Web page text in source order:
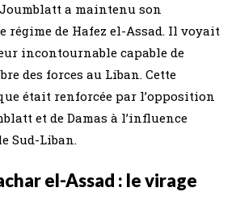
a maintenu son
régime de Hafez el-Assad. Il voyait
incontournable capable de
des forces au Liban. Cette
était renforcée par l’opposition
et de Damas à l’influence
Sud-Liban.
el-Assad : le virage